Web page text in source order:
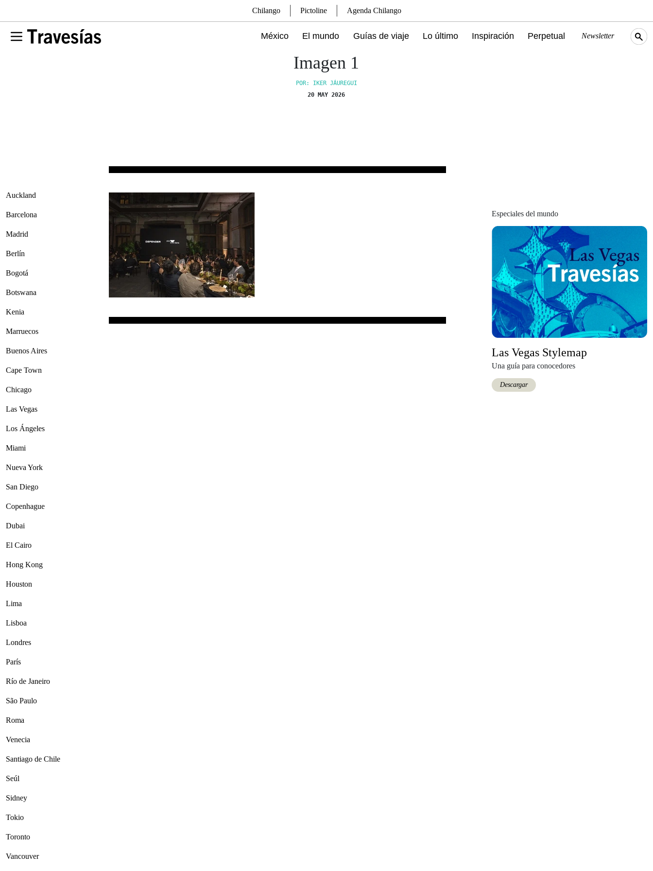
Chilango Pictoline Agenda Chilango
México El mundo Guías de viaje Lo último Inspiración Perpetual Newsletter
Imagen 1
POR: IKER JÁUREGUI
20 MAY 2026
Auckland
Barcelona
Madrid
Berlín
Bogotá
Botswana
Kenia
Marruecos
Buenos Aires
Cape Town
Chicago
Las Vegas
Los Ángeles
Miami
Nueva York
San Diego
Copenhague
Dubai
El Cairo
Hong Kong
Houston
Lima
Lisboa
Londres
París
Río de Janeiro
São Paulo
Roma
Venecia
Santiago de Chile
Seúl
Sidney
Tokio
Toronto
Vancouver
Especiales del mundo
Las Vegas Stylemap
Una guía para conocedores
Descargar